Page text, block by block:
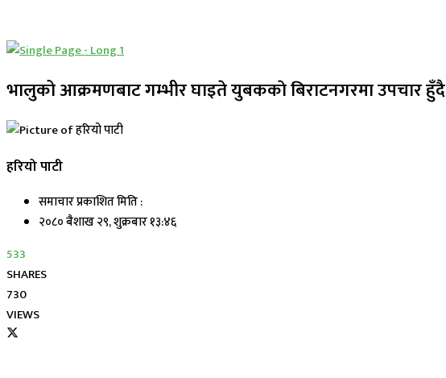
भालुको आक्रमणबाट गम्भीर घाइते युबककाे बिराटनगरमा उपचार हुँदै
हरियो पाटी
समाचार प्रकाशित मिति :
२०८० बैशाख २९, शुक्रबार १३:४६
533
SHARES
730
VIEWS